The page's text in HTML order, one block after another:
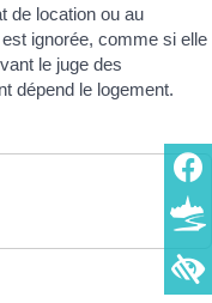
de location ou au
ignorée, comme si elle
le juge des
dépend le logement.